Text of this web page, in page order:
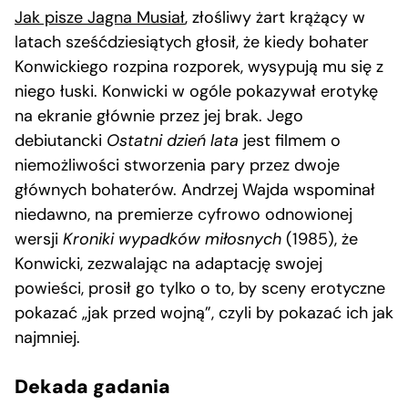
Jak pisze Jagna Musiał, złośliwy żart krążący w
latach sześćdziesiątych głosił, że kiedy bohater
Konwickiego rozpina rozporek, wysypują mu się z
niego łuski. Konwicki w ogóle pokazywał erotykę
na ekranie głównie przez jej brak. Jego
debiutancki Ostatni dzień lata jest filmem o
niemożliwości stworzenia pary przez dwoje
głównych bohaterów. Andrzej Wajda wspominał
niedawno, na premierze cyfrowo odnowionej
wersji Kroniki wypadków miłosnych (1985), że
Konwicki, zezwalając na adaptację swojej
powieści, prosił go tylko o to, by sceny erotyczne
pokazać „jak przed wojną”, czyli by pokazać ich jak
najmniej.
Dekada gadania